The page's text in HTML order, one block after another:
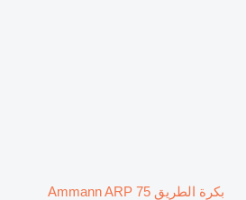
بكرة الطريق Ammann ARP 75